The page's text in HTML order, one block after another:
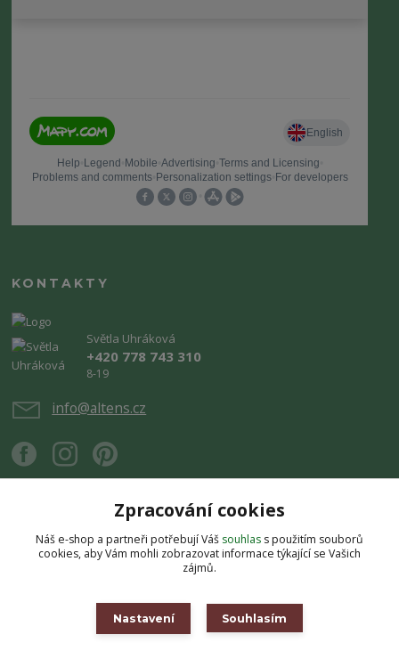
KONTAKTY
Světla Uhráková
+420 778 743 310
8-19
info@altens.cz
Upravit sběr cookies.
Jakékoli užití obsahu bez souhlasu autora je zakázáno.
Vytvořeno na
Eshop-rychle.cz
Zpracování cookies
Náš e-shop a partneři potřebují Váš souhlas s použitím souborů
cookies, aby Vám mohli zobrazovat informace týkající se Vašich
zájmů.
Nastavení Souhlasím